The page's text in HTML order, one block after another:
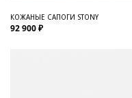
КОЖАНЫЕ САПОГИ STONY
92 900 ₽